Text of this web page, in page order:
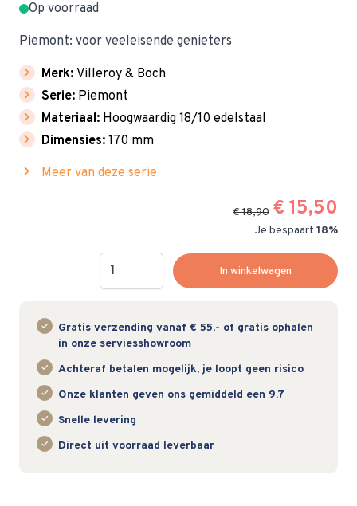
Op voorraad
Piemont: voor veeleisende genieters
chevron_right Merk: Villeroy & Boch
chevron_right Serie: Piemont
chevron_right Materiaal: Hoogwaardig 18/10 edelstaal
chevron_right Dimensies: 170 mm
chevron_right Meer van deze serie
€ 18,90 € 15,50
Je bespaart 18%
Hoeveelheid
In winkelwagen
Gratis verzending vanaf € 55,- of gratis ophalen
in onze serviesshowroom
Achteraf betalen mogelijk, je loopt geen risico
Onze klanten geven ons gemiddeld een 9.7
Snelle levering
Direct uit voorraad leverbaar